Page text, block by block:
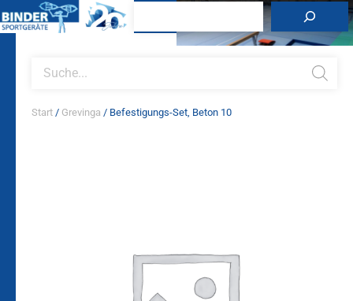
Inhalt
search
Start / Grevinga / Befestigungs-Set, Beton 10